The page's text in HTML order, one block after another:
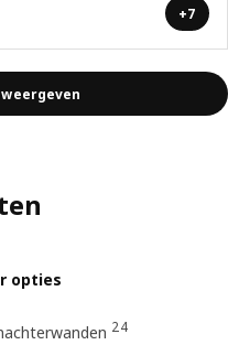
+7
opties
24